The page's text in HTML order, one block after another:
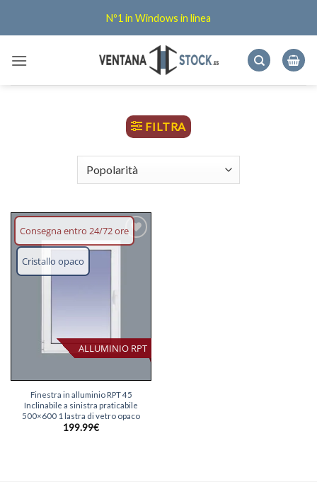
Nº1 in Windows in linea
FILTRA
Consegna entro 24/72 ore
ALLUMINIO RPT
Cristallo opaco
Aggiungi
Finestra in alluminio RPT 45
Inclinabile a sinistra praticabile
500×600 1 lastra di vetro opaco
199.99€